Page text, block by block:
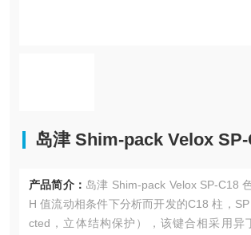
岛津 Shim-pack Velox
产品简介： 岛津 Shim-pack Velox SP-C18
H 值流动相条件下分析而开发的C18 柱，
cted，立体结构保护），该键合相采用异